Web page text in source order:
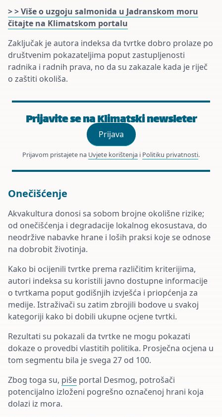
> > Više o uzgoju salmonida u Jadranskom moru
čitajte na Klimatskom portalu
Zaključak je autora indeksa da tvrtke dobro prolaze po
društvenim pokazateljima poput zastupljenosti
radnika i radnih prava, no da su zakazale kada je riječ
o zaštiti okoliša.
Prijavite se na Klimatski newsleter
Prijava
Prijavom pristajete na Uvjete korištenja i Politiku privatnosti.
Onečišćenje
Akvakultura donosi sa sobom brojne okolišne rizike;
od onečišćenja i degradacije lokalnog ekosustava, do
neodržive nabavke hrane i loših praksi koje se odnose
na dobrobit životinja.
Kako bi ocijenili tvrtke prema različitim kriterijima,
autori indeksa su koristili javno dostupne informacije
o tvrtkama poput godišnjih izvješća i priopćenja za
medije. Istraživači su zatim zbrojili bodove u svakoj
kategoriji kako bi dobili ukupne ocjene tvrtki.
Rezultati su pokazali da tvrtke ne mogu pokazati
dokaze o provedbi vlastitih politika. Prosječna ocjena u
tom segmentu bila je svega 27 od 100.
Zbog toga su, piše portal Desmog, potrošači
potencijalno izloženi pogrešno označenoj hrani koja
dolazi iz mora.